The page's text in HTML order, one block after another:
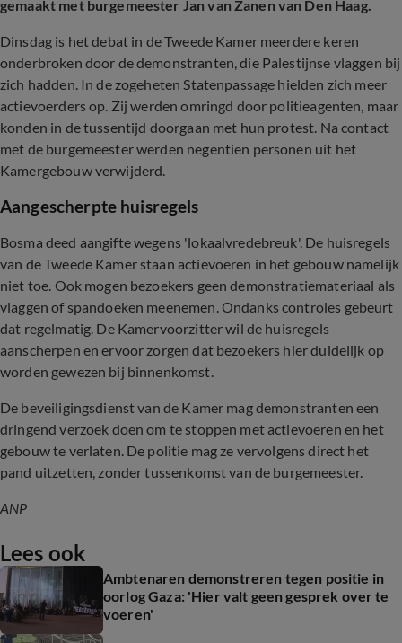
gemaakt met burgemeester Jan van Zanen van Den Haag.
Dinsdag is het debat in de Tweede Kamer meerdere keren
onderbroken door de demonstranten, die Palestijnse vlaggen bij
zich hadden. In de zogeheten Statenpassage hielden zich meer
actievoerders op. Zij werden omringd door politieagenten, maar
konden in de tussentijd doorgaan met hun protest. Na contact
met de burgemeester werden negentien personen uit het
Kamergebouw verwijderd.
Aangescherpte huisregels
Bosma deed aangifte wegens 'lokaalvredebreuk'. De huisregels
van de Tweede Kamer staan actievoeren in het gebouw namelijk
niet toe. Ook mogen bezoekers geen demonstratiemateriaal als
vlaggen of spandoeken meenemen. Ondanks controles gebeurt
dat regelmatig. De Kamervoorzitter wil de huisregels
aanscherpen en ervoor zorgen dat bezoekers hier duidelijk op
worden gewezen bij binnenkomst.
De beveiligingsdienst van de Kamer mag demonstranten een
dringend verzoek doen om te stoppen met actievoeren en het
gebouw te verlaten. De politie mag ze vervolgens direct het
pand uitzetten, zonder tussenkomst van de burgemeester.
ANP
Lees ook
Ambtenaren demonstreren tegen positie in
oorlog Gaza: 'Hier valt geen gesprek over te
voeren'